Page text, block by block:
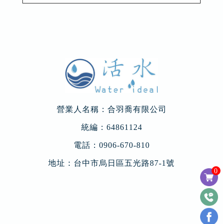
0
營業人名稱：合羽喬有限公司
統編：64861124
電話： 0906-670-810
地址： 台中市烏日區五光路87-1號